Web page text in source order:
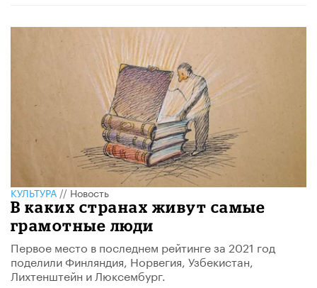
КУЛЬТУРА//Новость
В каких странах живут самые
грамотные люди
Первое место в последнем рейтинге за 2021 год
поделили Финляндия, Норвегия, Узбекистан,
Лихтенштейн и Люксембург.